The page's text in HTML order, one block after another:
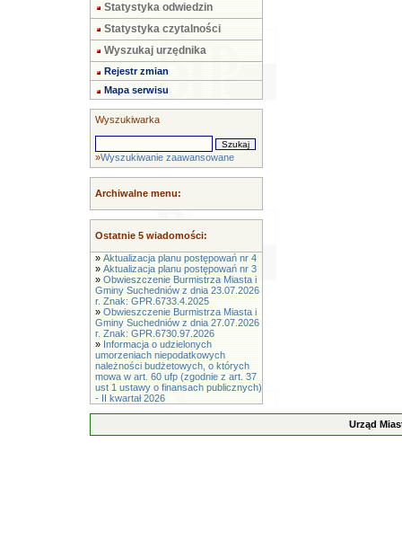
Statystyka odwiedzin
Statystyka czytalności
Wyszukaj urzędnika
Rejestr zmian
Mapa serwisu
Wyszukiwarka
»Wyszukiwanie zaawansowane
Archiwalne menu:
Ostatnie 5 wiadomości:
» Aktualizacja planu postępowań nr 4
» Aktualizacja planu postępowań nr 3
» Obwieszczenie Burmistrza Miasta i
Gminy Suchedniów z dnia 23.07.2026
r. Znak: GPR.6733.4.2025
» Obwieszczenie Burmistrza Miasta i
Gminy Suchedniów z dnia 27.07.2026
r. Znak: GPR.6730.97.2026
» Informacja o udzielonych
umorzeniach niepodatkowych
należności budżetowych, o których
mowa w art. 60 ufp (zgodnie z art. 37
ust 1 ustawy o finansach publicznych)
- II kwartał 2026
Urząd